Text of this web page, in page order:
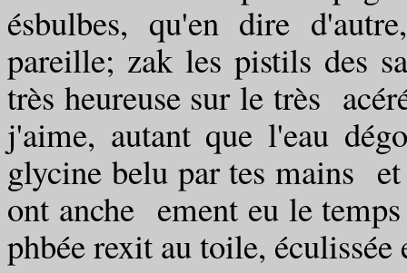
ésbulbes, qu'en dire
pareille; zak les pistils des
très heureuse sur le très
j'aime, autant que l'eau
glycine belu par tes mains
ont anche ement eu le
phbée rexit au toile, éculissée